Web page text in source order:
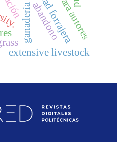
extensive livestock
abandono